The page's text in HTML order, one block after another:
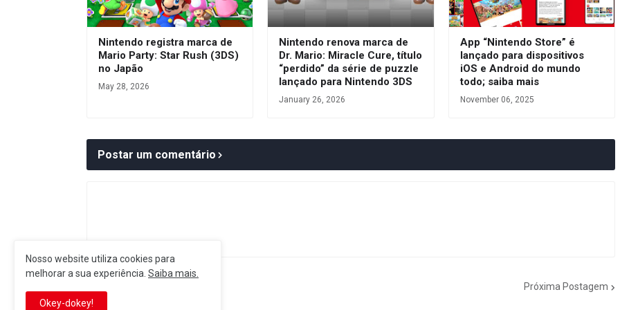
Nintendo registra marca de
Mario Party: Star Rush (3DS)
no Japão
May 28, 2026
Nintendo renova marca de
Dr. Mario: Miracle Cure, título
“perdido” da série de puzzle
lançado para Nintendo 3DS
January 26, 2026
App “Nintendo Store” é
lançado para dispositivos
iOS e Android do mundo
todo; saiba mais
November 06, 2025
Postar um comentário
Próxima Postagem
Nosso website utiliza cookies para
melhorar a sua experiência. Saiba mais.
Okey-dokey!